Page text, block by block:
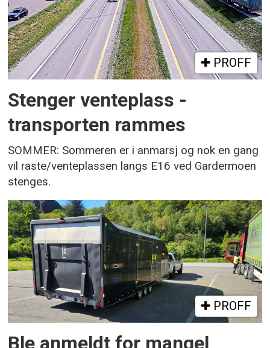
PROFF
Stenger venteplass -
transporten rammes
SOMMER: Sommeren er i anmarsj og nok en gang
vil raste/venteplassen langs E16 ved Gardermoen
stenges.
PROFF